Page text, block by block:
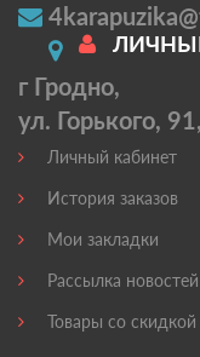
г Гродно,
ул. Горького,
Личный кабинет
История заказов
Мои закладки
Рассылка новостей
Товары со скидкой